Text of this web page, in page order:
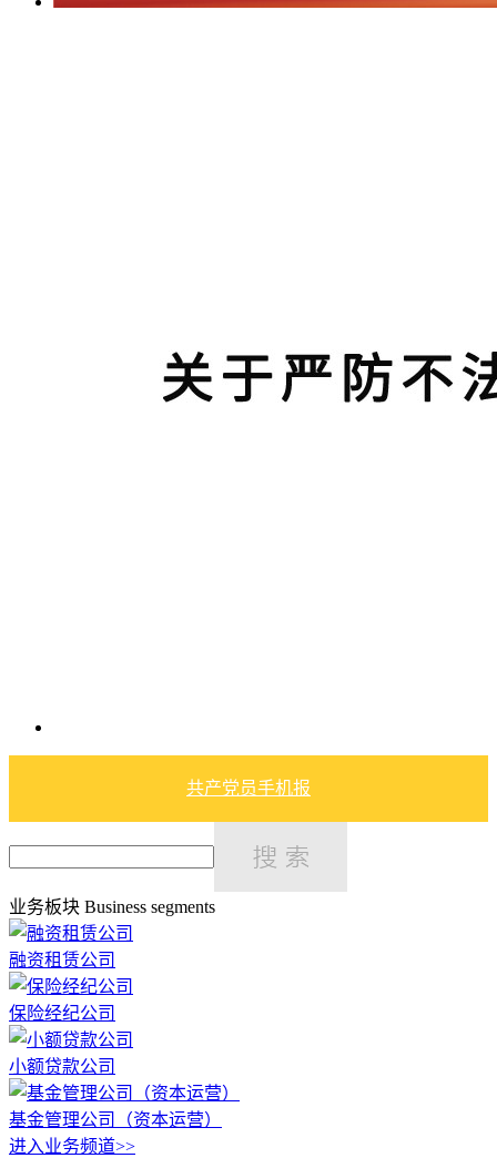
共产党员手机报
业务板块 Business segments
融资租赁公司
保险经纪公司
小额贷款公司
基金管理公司（资本运营）
进入业务频道>>